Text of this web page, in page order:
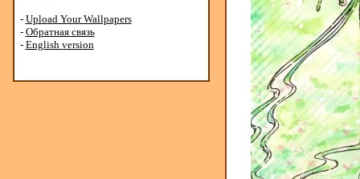
- Upload Your Wallpapers
- Обратная связь
- English version